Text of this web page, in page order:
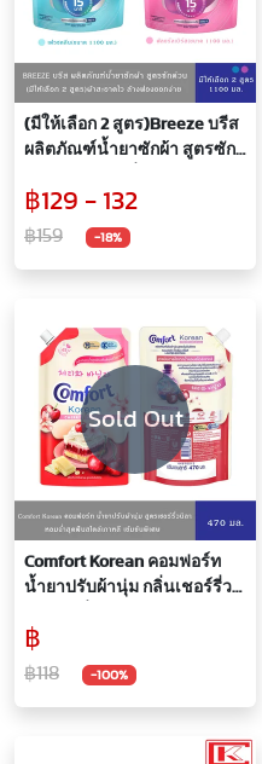
(มีให้เลือก 2 สูตร)Breeze บรีส
ผลิตภัณฑ์น้ำยาซักผ้า สูตรซัก
1100 มล.
฿129 - 132
฿159 -18%
Sold Out
Comfort Korean คอมฟอร์ท
น้ำยาปรับผ้านุ่ม กลิ่นเชอร์รี่วนิ
ขนาด 470 มล.
฿
฿118 -100%